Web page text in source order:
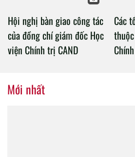
Hội nghị bàn giao công tác
của đồng chí giám đốc Học
viện Chính trị CAND
Các
Mới nhất